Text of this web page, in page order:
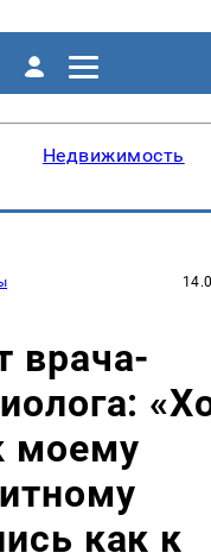
Недвижимость
врача-
моему
как к